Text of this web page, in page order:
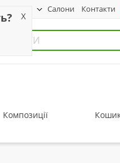
Салони Контакти
Композиції
X